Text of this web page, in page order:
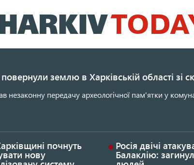
до
основного
землю в Харківській області зі
незаконну передачу археологічної пам'ятки у
почнуть
нову
Росія двічі
Балаклію: